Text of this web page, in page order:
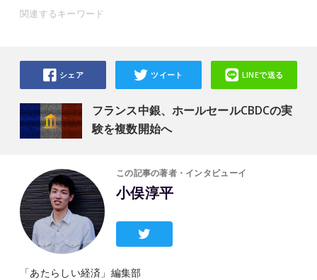
関連するキーワード
フランス中銀、ホールセールCBDCの実
験を複数開始へ
シェア ツイート LINEで送る
この記事の著者・インタビューイ
小俣淳平
「あたらしい経済」編集部